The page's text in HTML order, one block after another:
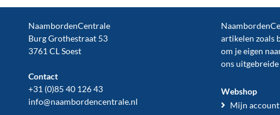
NaambordenCentrale
Burg Grothestraat 53
3761 CL Soest
Contact
+31 (0)85 40 126 43
info@naambordencentrale.nl
artikelen zoals
om je eigen
ons
Webshop
Mijn account